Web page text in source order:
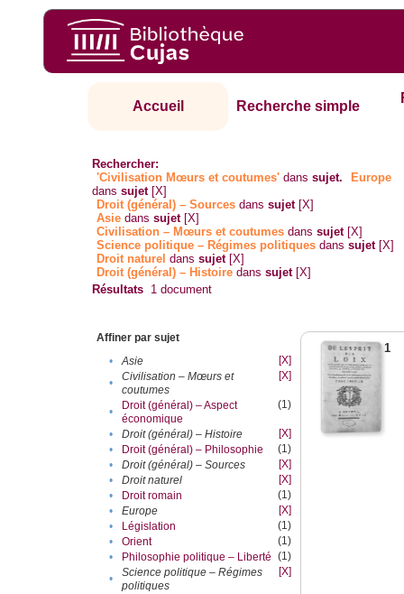
Accueil Recherche simple
Rechercher:
'Civilisation Mœurs et coutumes' danssujet.
Europe
danssujet [X]
Droit (général) – Sources danssujet [X]
Asie danssujet [X]
Civilisation – Mœurs et coutumes danssujet [X]
Science politique – Régimes politiques danssujet [X]
Droit naturel danssujet [X]
Droit (général) – Histoire danssujet [X]
Résultats 1 document
Affiner par sujet
•
Asie
[X]
•
Civilisation – Mœurs et
coutumes
[X]
•
Droit (général) – Aspect
économique
(1)
• Droit (général) – Histoire
[X]
•
Droit (général) – Philosophie
(1)
•
Droit (général) – Sources
[X]
•
Droit naturel
[X]
•
Droit romain
(1)
•
Europe
[X]
•
Législation
(1)
•
Orient
(1)
•
Philosophie politique – Liberté (1)
•
Science politique – Régimes
politiques
[X]
1